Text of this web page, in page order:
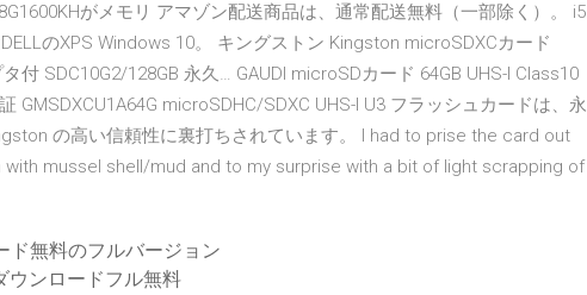
がメモリ アマゾン配送商品は、通常配送無料（一部除く）。 i5
のXPS Windows 10。 キングストン Kingston microSDXCカード
付 SDC10G2/128GB 永久… GAUDI microSDカード 64GB UHS-I Class10
GMSDXCU1A64G microSDHC/SDXC UHS-I U3 フラッシュカードは、永
の高い信頼性に裏打ちされています。 I had to prise the card out
mussel shell/mud and to my surprise with a bit of light scrapping of
ド無料のフルバージョン
ウンロードフル無料